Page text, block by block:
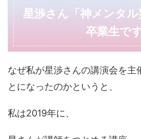
星渉さん「神メンタ
卒業生で
なぜ私が星渉さんの講演会を主
とになったのかというと、
私は2019年に、